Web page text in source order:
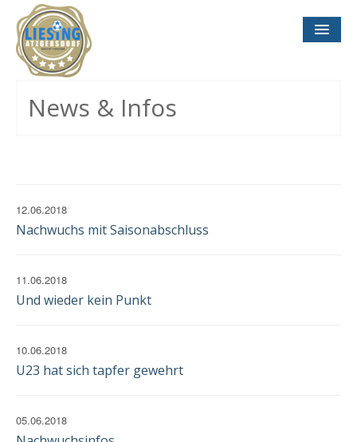
News & Infos
12.06.2018
Nachwuchs mit Saisonabschluss
11.06.2018
Und wieder kein Punkt
10.06.2018
U23 hat sich tapfer gewehrt
05.06.2018